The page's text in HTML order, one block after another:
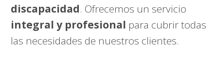
discapacidad. Ofrecemos un servicio
integral y profesional para cubrir todas
las necesidades de nuestros clientes.